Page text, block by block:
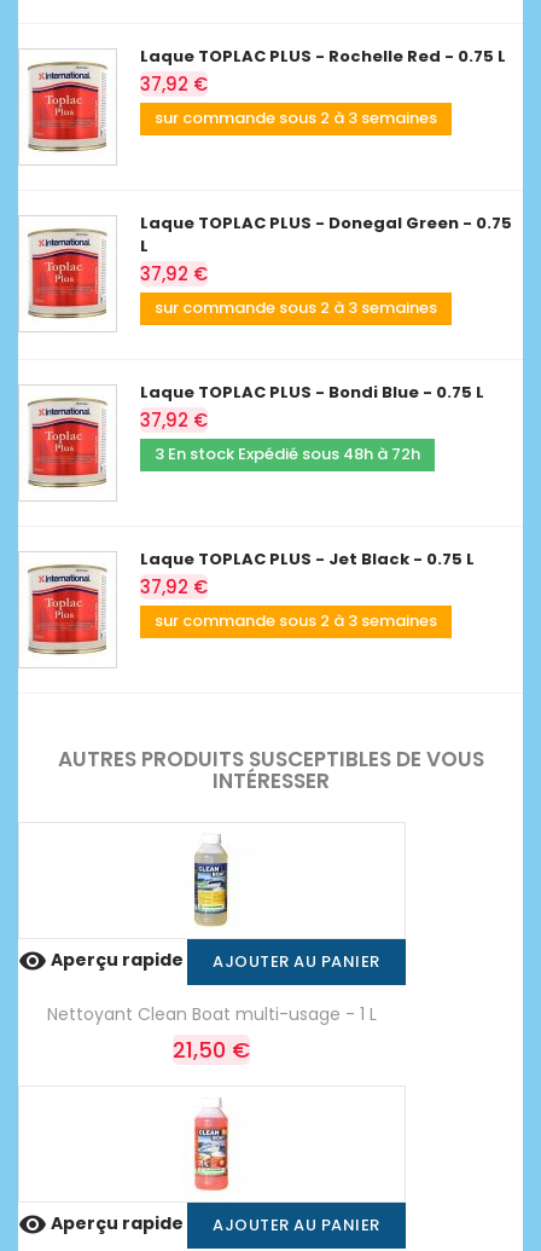
Laque TOPLAC PLUS - Rochelle Red - 0.75 L
37,92 €
sur commande sous 2 à 3 semaines
Laque TOPLAC PLUS - Donegal Green - 0.75
L
37,92 €
sur commande sous 2 à 3 semaines
Laque TOPLAC PLUS - Bondi Blue - 0.75 L
37,92 €
3 En stock Expédié sous 48h à 72h
Laque TOPLAC PLUS - Jet Black - 0.75 L
37,92 €
sur commande sous 2 à 3 semaines
AUTRES PRODUITS SUSCEPTIBLES DE VOUS
INTÉRESSER
 Aperçu rapide AJOUTER AU PANIER
Nettoyant Clean Boat multi-usage - 1 L
21,50 €
 Aperçu rapide AJOUTER AU PANIER